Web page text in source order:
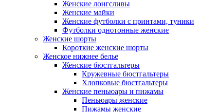
Женские лонгсливы
Женские майки
Женские футболки с принтами, туники
Футболки однотонные женские
Женские шорты
Короткие женские шорты
Женское нижнее белье
Женские бюстгальтеры
Кружевные бюстгальтеры
Хлопковые бюстгальтеры
Женские пеньюары и пижамы
Пеньюары женские
Пижамы женские